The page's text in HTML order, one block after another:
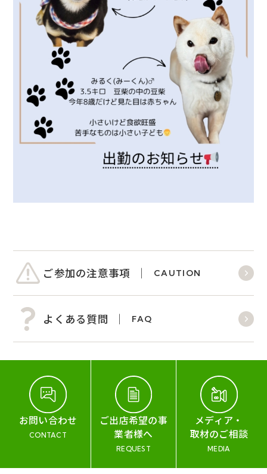
ご参加の注意事項 CAUTION
よくある質問 FAQ
お問い合わせ
CONTACT
ご出店希望の事
業者様へ
REQUEST
メディア・
取材のご相談
MEDIA